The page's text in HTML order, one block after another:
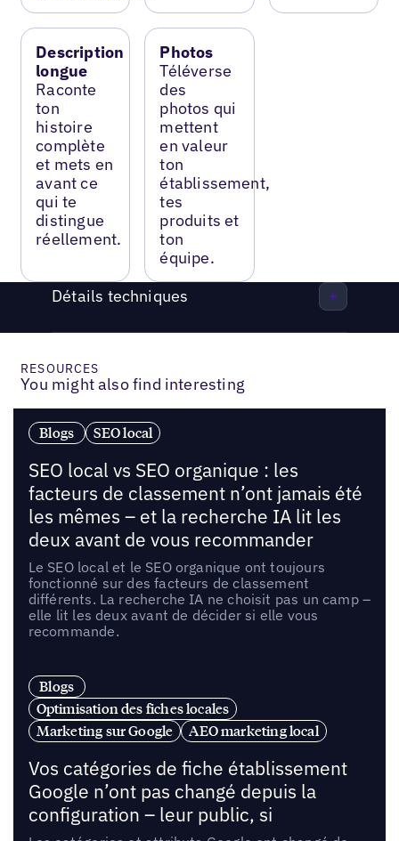
Description
longue
Raconte
ton
histoire
complète
et mets en
avant ce
qui te
distingue
réellement.
Photos
Téléverse
des
photos qui
mettent
en valeur
ton
établissement,
tes
produits et
ton
équipe.
Détails techniques
RESOURCES
You might also find interesting
Blogs SEO local
SEO local vs SEO organique : les
facteurs de classement n’ont jamais été
les mêmes – et la recherche IA lit les
deux avant de vous recommander
Le SEO local et le SEO organique ont toujours
fonctionné sur des facteurs de classement
différents. La recherche IA ne choisit pas un camp –
elle lit les deux avant de décider si elle vous
recommande.
Blogs
Optimisation des fiches locales
Marketing sur Google
AEO marketing local
Vos catégories de fiche établissement
Google n’ont pas changé depuis la
configuration – leur public, si